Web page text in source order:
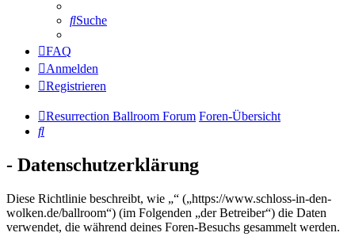
Suche
FAQ
Anmelden
Registrieren
Resurrection Ballroom Forum Foren-Übersicht
Suche
- Datenschutzerklärung
Diese Richtlinie beschreibt, wie „“ („https://www.schloss-in-den-
wolken.de/ballroom“) (im Folgenden „der Betreiber“) die Daten
verwendet, die während deines Foren-Besuchs gesammelt werden.